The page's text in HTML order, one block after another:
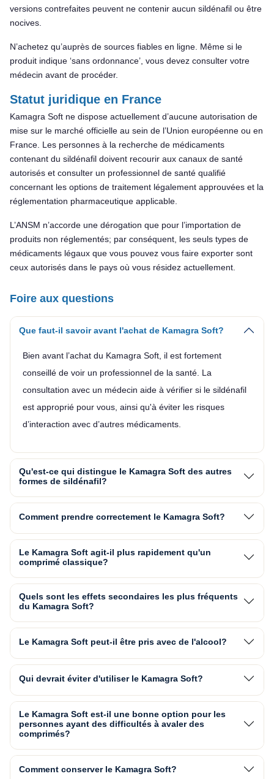
versions contrefaites peuvent ne contenir aucun sildénafil ou être
nocives.
N’achetez qu’auprès de sources fiables en ligne. Même si le
produit indique ‘sans ordonnance’, vous devez consulter votre
médecin avant de procéder.
Statut juridique en France
Kamagra Soft ne dispose actuellement d’aucune autorisation de
mise sur le marché officielle au sein de l’Union européenne ou en
France. Les personnes à la recherche de médicaments
contenant du sildénafil doivent recourir aux canaux de santé
autorisés et consulter un professionnel de santé qualifié
concernant les options de traitement légalement approuvées et la
réglementation pharmaceutique applicable.
L’ANSM n’accorde une dérogation que pour l’importation de
produits non réglementés; par conséquent, les seuls types de
médicaments légaux que vous pouvez vous faire exporter sont
ceux autorisés dans le pays où vous résidez actuellement.
Foire aux questions
Que faut-il savoir avant l'achat de Kamagra Soft?
Bien avant l’achat du Kamagra Soft, il est fortement
conseillé de voir un professionnel de la santé. La
consultation avec un médecin aide à vérifier si le sildénafil
est approprié pour vous, ainsi qu'à éviter les risques
d’interaction avec d’autres médicaments.
Qu'est-ce qui distingue le Kamagra Soft des autres
formes de sildénafil?
Comment prendre correctement le Kamagra Soft?
Le Kamagra Soft agit-il plus rapidement qu'un
comprimé classique?
Quels sont les effets secondaires les plus fréquents
du Kamagra Soft?
Le Kamagra Soft peut-il être pris avec de l'alcool?
Qui devrait éviter d'utiliser le Kamagra Soft?
Le Kamagra Soft est-il une bonne option pour les
personnes ayant des difficultés à avaler des
comprimés?
Comment conserver le Kamagra Soft?